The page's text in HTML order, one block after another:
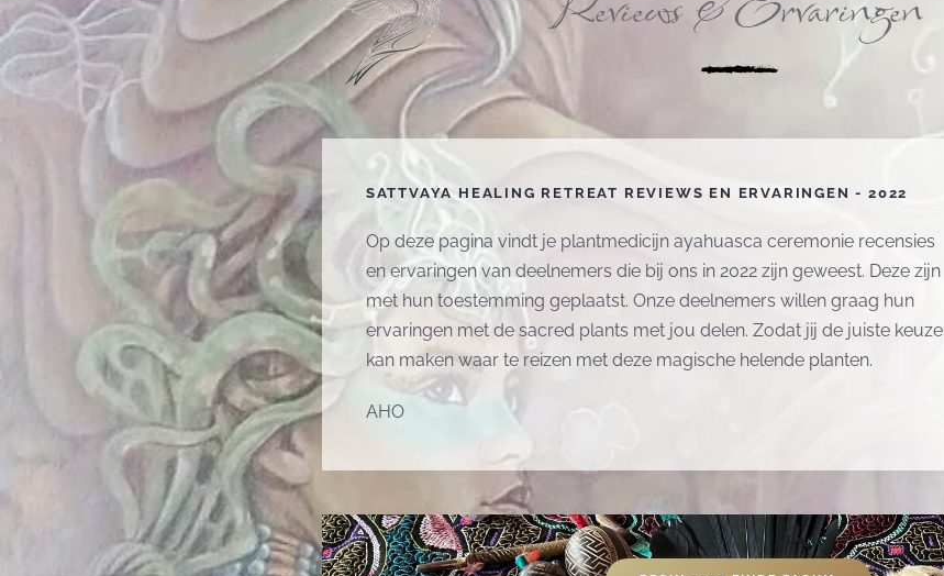
SATTVAYA HEALING RETREAT REVIEWS EN ERVARINGEN - 2022
Op deze pagina vindt je plantmedicijn ayahuasca ceremonie recensies
en ervaringen van deelnemers die bij ons in 2022 zijn geweest. Deze zijn
met hun toestemming geplaatst. Onze deelnemers willen graag hun
ervaringen met de sacred plants met jou delen. Zodat jij de juiste keuze
kan maken waar te reizen met deze magische helende planten.
AHO